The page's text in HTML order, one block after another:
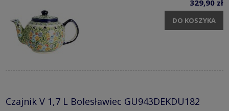
329,90 zł
DO KOSZYKA
Czajnik V 1,7 L Bolesławiec GU943DEKDU182